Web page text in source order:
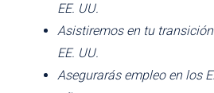
EE. UU.
Asistiremos en tu
EE. UU.
Asegurarás empleo en los